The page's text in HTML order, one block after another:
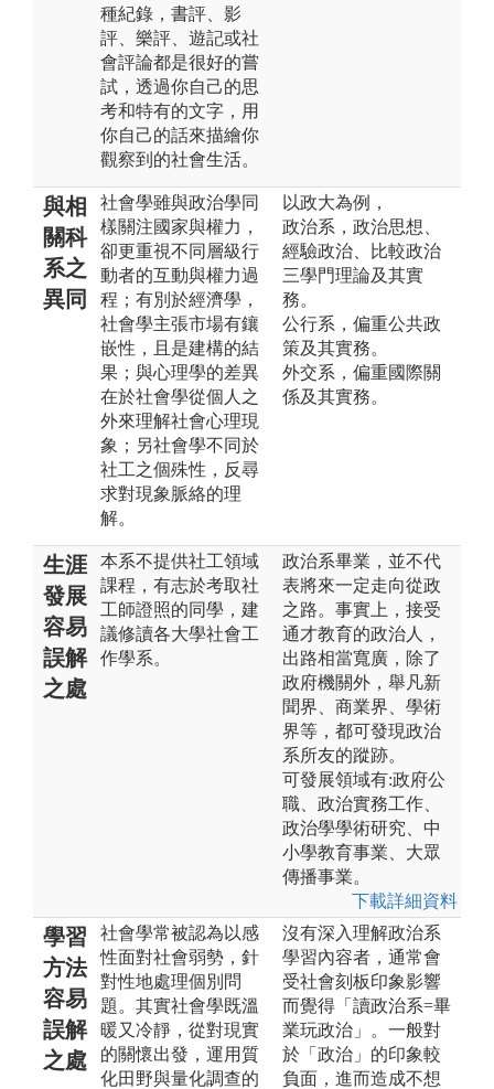
種紀錄，書評、影
評、樂評、遊記或社
會評論都是很好的嘗
試，透過你自己的思
考和特有的文字，用
你自己的話來描繪你
觀察到的社會生活。
與相
關科
系之
異同
社會學雖與政治學同
樣關注國家與權力，
卻更重視不同層級行
動者的互動與權力過
程；有別於經濟學，
社會學主張市場有鑲
嵌性，且是建構的結
果；與心理學的差異
在於社會學從個人之
外來理解社會心理現
象；另社會學不同於
社工之個殊性，反尋
求對現象脈絡的理
解。
以政大為例，
政治系，政治思想、
經驗政治、比較政治
三學門理論及其實
務。
公行系，偏重公共政
策及其實務。
外交系，偏重國際關
係及其實務。
生涯
發展
容易
誤解
之處
本系不提供社工領域
課程，有志於考取社
工師證照的同學，建
議修讀各大學社會工
作學系。
政治系畢業，並不代
表將來一定走向從政
之路。事實上，接受
通才教育的政治人，
出路相當寬廣，除了
政府機關外，舉凡新
聞界、商業界、學術
界等，都可發現政治
系所友的蹤跡。
可發展領域有:政府公
職、政治實務工作、
政治學學術研究、中
小學教育事業、大眾
傳播事業。
下載詳細資料
學習
方法
容易
誤解
之處
社會學常被認為以感
性面對社會弱勢，針
對性地處理個別問
題。其實社會學既溫
暖又冷靜，從對現實
的關懷出發，運用質
化田野與量化調查的
沒有深入理解政治系
學習內容者，通常會
受社會刻板印象影響
而覺得「讀政治系=畢
業玩政治」。一般對
於「政治」的印象較
負面，進而造成不想